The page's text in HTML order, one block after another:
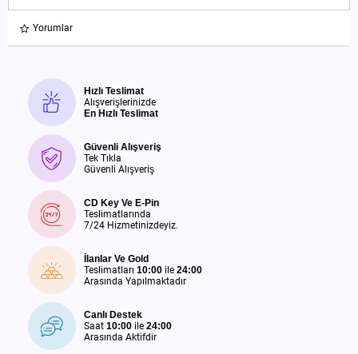
Yorumlar
Hızlı Teslimat
Alışverişlerinizde
En Hızlı Teslimat
Güvenli Alışveriş
Tek Tıkla
Güvenli Alışveriş
CD Key Ve E-Pin
Teslimatlarında
7/24 Hizmetinizdeyiz.
İlanlar Ve Gold
Teslimatları 10:00 ile 24:00
Arasında Yapılmaktadır
Canlı Destek
Saat 10:00 ile 24:00
Arasında Aktifdir